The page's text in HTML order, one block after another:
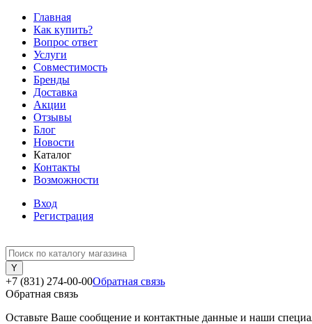
Главная
Как купить?
Вопрос ответ
Услуги
Совместимость
Бренды
Доставка
Акции
Отзывы
Блог
Новости
Каталог
Контакты
Возможности
Вход
Регистрация
+7 (831) 274-00-00Обратная связь
Обратная связь
Оставьте Ваше сообщение и контактные данные и наши